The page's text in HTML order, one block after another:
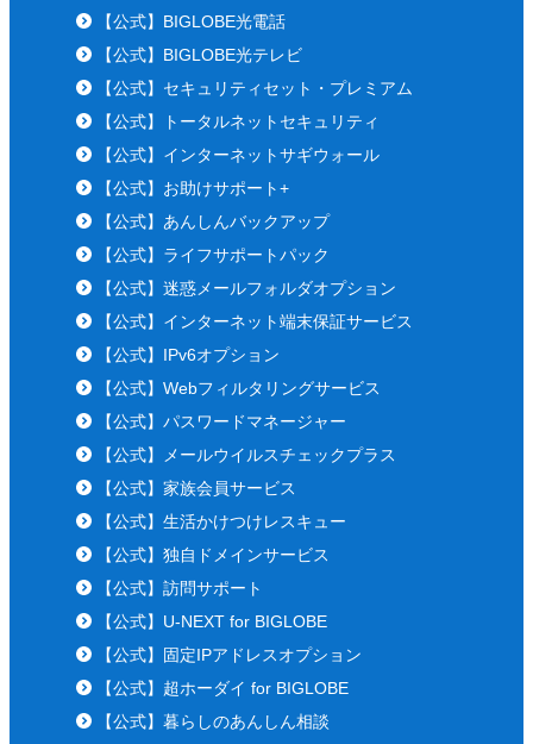
【公式】BIGLOBE光電話
【公式】BIGLOBE光テレビ
【公式】セキュリティセット・プレミアム
【公式】トータルネットセキュリティ
【公式】インターネットサギウォール
【公式】お助けサポート+
【公式】あんしんバックアップ
【公式】ライフサポートパック
【公式】迷惑メールフォルダオプション
【公式】インターネット端末保証サービス
【公式】IPv6オプション
【公式】Webフィルタリングサービス
【公式】パスワードマネージャー
【公式】メールウイルスチェックプラス
【公式】家族会員サービス
【公式】生活かけつけレスキュー
【公式】独自ドメインサービス
【公式】訪問サポート
【公式】U-NEXT for BIGLOBE
【公式】固定IPアドレスオプション
【公式】超ホーダイ for BIGLOBE
【公式】暮らしのあんしん相談